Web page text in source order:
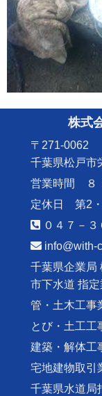
株式
〒271-0062
千葉県松戸市
営業時間 ８
定休日 第2・
０４７－３
info@with-
千葉県企業局
市下水道 指
管・土木工事
とび・土工工
建築・解体工
宅地建物取引
千葉県水道